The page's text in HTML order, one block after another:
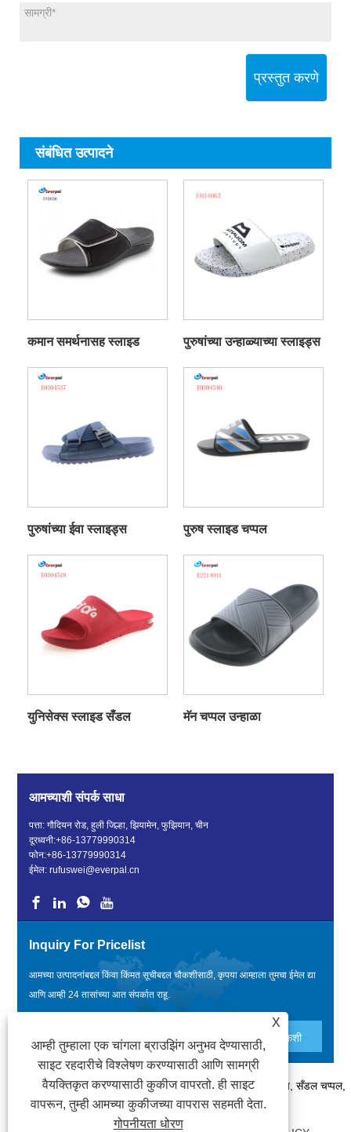
प्रस्तुत करणे
संबंधित उत्पादने
कमान समर्थनासह स्लाइड पुरुषांच्या उन्हाळ्याच्या स्लाइड्स
पुरुषांच्या ईवा स्लाइड्स पुरुष स्लाइड चप्पल
युनिसेक्स स्लाइड सँडल मॅन चप्पल उन्हाळा
आमच्याशी संपर्क साधा
पत्ता: गौदियन रोड, हुली जिल्हा, झियामेन, फुझियान, चीन
दूरध्वनी:+86-13779990314
फोन:+86-13779990314
ईमेल:rufuswei@everpal.cn
Inquiry For Pricelist
आमच्या उत्पादनांबद्दल किंवा किंमत सूचीबद्दल चौकशीसाठी, कृपया आम्हाला तुमचा ईमेल द्या
आणि आम्ही 24 तासांच्या आत संपर्कात राहू.
कॉपीराइट © 2022 झियामेन एव्हरपल ट्रेड कंपनी, लिमिटेड - फ्लिप फ्लॉप, सँडल चप्पल,
स्लाइड्स चप्पल - सर्व हक्क राखीव आहेत.
X
आम्ही तुम्हाला एक चांगला ब्राउझिंग अनुभव देण्यासाठी,
साइट रहदारीचे विश्लेषण करण्यासाठी आणि सामग्री
वैयक्तिकृत करण्यासाठी कुकीज वापरतो. ही साइट
वापरून, तुम्ही आमच्या कुकीजच्या वापरास सहमती देता.
गोपनीयता धोरण